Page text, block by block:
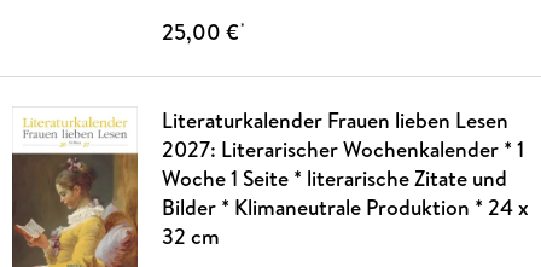
25,00 €*
Literaturkalender Frauen lieben Lesen
2027: Literarischer Wochenkalender * 1
Woche 1 Seite * literarische Zitate und
Bilder * Klimaneutrale Produktion * 24 x
32 cm